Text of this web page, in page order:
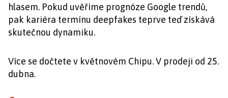
hlasem. Pokud uvěříme prognóze Google trendů,
pak kariéra termínu deepfakes teprve teď získává
skutečnou dynamiku.
Více se dočtete v květnovém Chipu. V prodeji od 25.
dubna.